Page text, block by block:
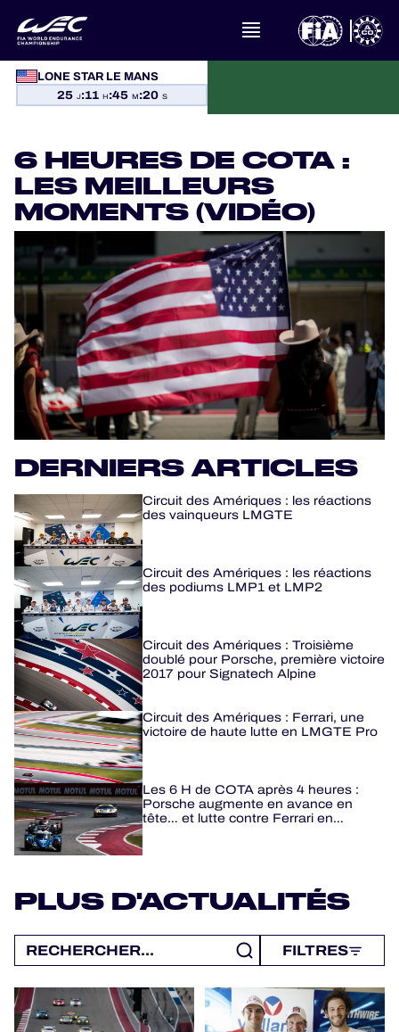
LONE STAR LE MANS
25 J:11 H:45 M:20 S
À PROPOS DU FIA WEC
CALENDRIER
CLASSEMENTS
RÉSULTATS
LA GRILLE
OÙ REGARDER
PROGRAMMES OFFICIELS
HOSPITALITÉS
BILLETTERIE
24H LEMANS
ELMS
MLMC
ALMS
6 HEURES DE COTA :
LES MEILLEURS
MOMENTS (VIDÉO)
DERNIERS ARTICLES
Circuit des Amériques : les réactions
des vainqueurs LMGTE
Circuit des Amériques : les réactions
des podiums LMP1 et LMP2
Circuit des Amériques : Troisième
doublé pour Porsche, première victoire
2017 pour Signatech Alpine
Circuit des Amériques : Ferrari, une
victoire de haute lutte en LMGTE Pro
Les 6 H de COTA après 4 heures :
Porsche augmente en avance en
tête… et lutte contre Ferrari en
PLUS D'ACTUALITÉS
FILTRES